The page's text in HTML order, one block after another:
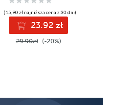
(15,90 zł najniższa cena z 30 dni)
23.92 zł
29.90zł (-20%)